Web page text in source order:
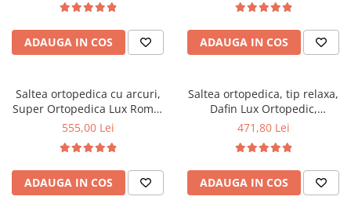
fata vara-iarna, sistem
aerisire cu butoni, Saltex
ADAUGA IN COS
vara-iarna, sistem aerisire
perimetral, Saltex
ADAUGA IN COS
Saltea ortopedica cu arcuri,
Super Ortopedica Lux Roma,
90x200x23cm, fermitate tare,
vara-iarna, sistem aerisire
perimetral, Saltex
555,00 Lei
ADAUGA IN COS
Saltea ortopedica, tip relaxa,
Dafin Lux Ortopedic,
120x200x21cm, fermitate
Bonell, fata vara-iarna, sistem
de aerisire cu butoni, Salt
Confort
471,80 Lei
ADAUGA IN COS